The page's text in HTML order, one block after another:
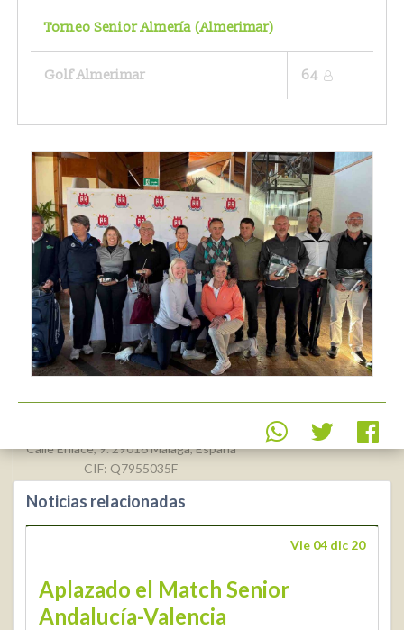
Torneo Senior Almería (Almerimar)
Golf Almerimar 64
Noticias relacionadas
Vie 04 dic 20
Aplazado el Match Senior
Andalucía-Valencia
Real Federación Andaluza de
Calle Enlace, 9. 29016 Málaga, España
CIF: Q7955035F
+34 952 225
590